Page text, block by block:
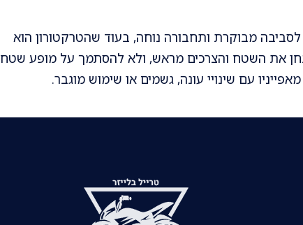
מבוקרת ותחבורה נוחה, בעוד שהטרקטורון הוא
את השטח והצרכים מראש, ולא להסתמך על מופע שטח
עם שינויי עונה, גשמים או שימוש מוגבר.